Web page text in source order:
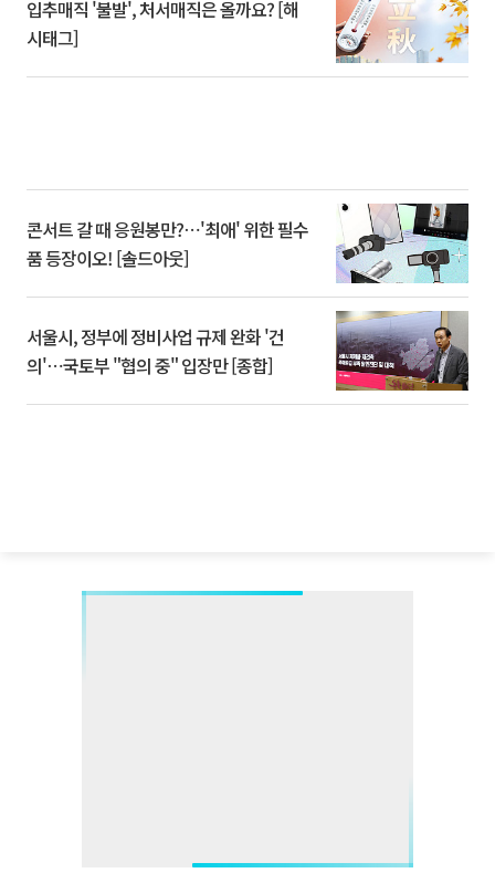
입추매직 '불발', 처서매직은 올까요? [해
시태그]
콘서트 갈 때 응원봉만?⋯'최애' 위한 필수
품 등장이오! [솔드아웃]
서울시, 정부에 정비사업 규제 완화 '건
의'⋯국토부 "협의 중" 입장만 [종합]